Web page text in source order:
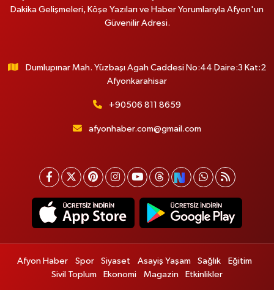
Dakika Gelişmeleri, Köşe Yazıları ve Haber Yorumlarıyla Afyon'un
Güvenilir Adresi.
Dumlupınar Mah. Yüzbaşı Agah Caddesi No:44 Daire:3 Kat:2
Afyonkarahisar
+90506 811 8659
afyonhaber.com@gmail.com
Afyon Haber Spor Siyaset Asayiş Yaşam Sağlık
Eğitim
Sivil Toplum
Ekonomi Magazin Etkinlikler